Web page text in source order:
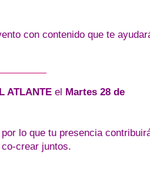
con contenido que te
ATLANTE el Martes 28 de
por lo que tu presencia
crear juntos.